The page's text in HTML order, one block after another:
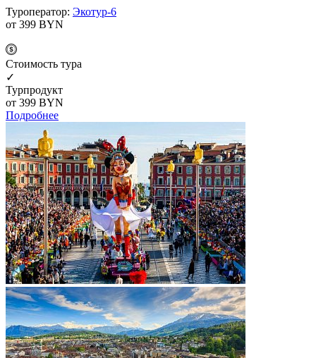
Туроператор: Экотур-6
от 399 BYN
Cтоимость тура
✓
Турпродукт
от 399 BYN
Подробнее